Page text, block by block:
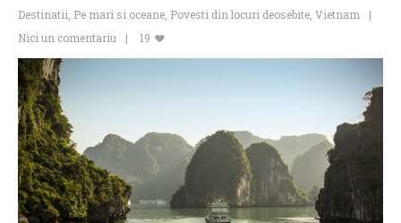
Destinatii, Pe mari si oceane, Povesti din locuri deosebite, Vietnam
Nici un comentariu
19